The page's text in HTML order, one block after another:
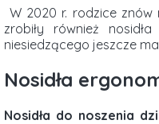
W 2020 r. rodzice znów
zrobiły również
niesiedzącego jeszcze
Nosidła
Nosidła do noszenia